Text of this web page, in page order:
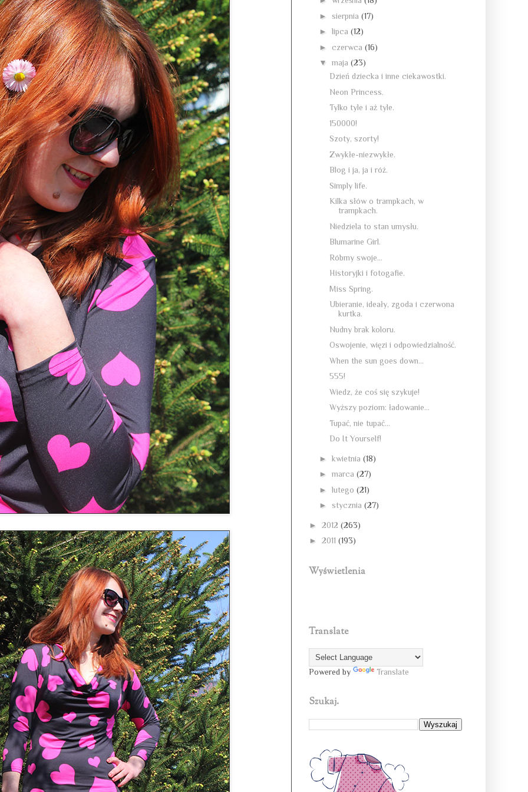
► sierpnia (17)
► lipca (12)
► czerwca (16)
▼ maja (23)
Dzień dziecka i inne ciekawostki.
Neon Princess.
Tylko tyle i aż tyle.
150000!
Szoty, szorty!
Zwykłe-niezwykłe.
Blog i ja, ja i róż.
Simply life.
Kilka słów o trampkach, w
trampkach.
Niedziela to stan umysłu.
Blumarine Girl.
Róbmy swoje...
Historyjki i fotogafie.
Miss Spring.
Ubieranie, ideały, zgoda i czerwona
kurtka.
Nudny brak koloru.
Oswojenie, więzi i odpowiedzialność.
When the sun goes down...
555!
Wiedz, że coś się szykuje!
Wyższy poziom: ładowanie...
Tupać, nie tupać...
Do It Yourself!
► kwietnia (18)
► marca (27)
► lutego (21)
► stycznia (27)
► 2012 (263)
► 2011 (193)
Wyświetlenia
Translate
Powered by Translate
Szukaj.